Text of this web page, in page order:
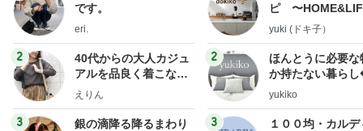
です。
eri.
2
40代からの大人カジュ
アルを品良く着こなす
ファッションブログ
えりん
3
銀の滴降る降るまわり
ピ 〜
yuki (ドキ子）
2
ほんとうに必要な
か持たない暮ら
ep Life Simple◆
yukiko
3
１００均・カルデ